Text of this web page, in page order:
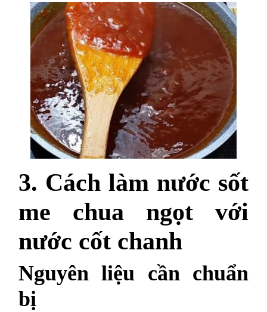
3. Cách làm nước sốt
me chua ngọt với
nước cốt chanh
Nguyên liệu cần chuẩn
bị